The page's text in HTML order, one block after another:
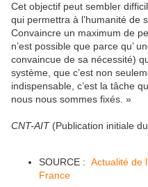
Cet objectif peut sembler
qui permettra à l’humanité de
Convaincre un maximum de
n’est possible que parce qu’
convaincue de sa nécessité)
système, que c’est non
indispensable, c’est la tâche
nous nous sommes fixés. »
CNT-AIT(Publication initiale
SOURCE : Actualité de
France